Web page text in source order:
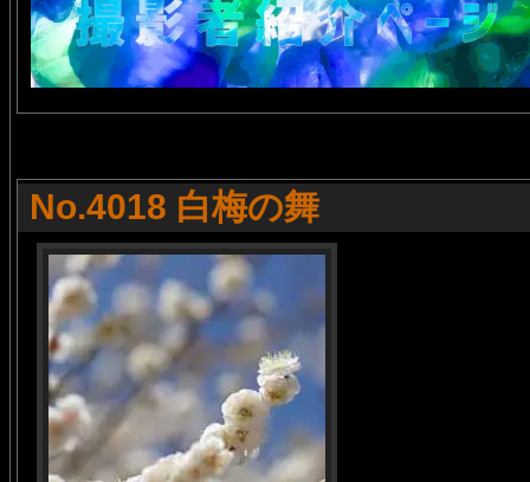
No.4018 白梅の舞